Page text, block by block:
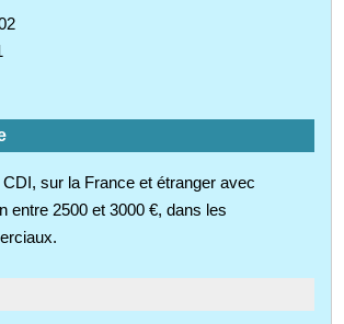
sur la France et étranger avec
entre 2500 et 3000 €, dans les